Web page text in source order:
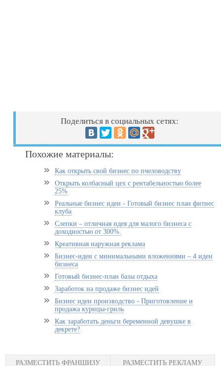
Поделиться в социальных сетях:
Похожие материалы:
Как открыть свой бизнес по пчеловодству
Открыть колбасный цех с рентабельностью более
25%
Реальные бизнес идеи - Готовый бизнес план фитнес
клуба
Слепки – отличная идея для малого бизнеса с
доходностью от 300%.
Креативная наружная реклама
Бизнес-идеи с минимальными вложениями – 4 идеи
бизнеса
Готовый бизнес-план базы отдыха
Заработок на продаже бизнес идей
Бизнес идеи производство - Приготовление и
продажа курицы-гриль
Как заработать деньги беременной девушке в
декрете?
РАЗМЕСТИТЬ ФРАНШИЗУ РАЗМЕСТИТЬ РЕКЛАМУ